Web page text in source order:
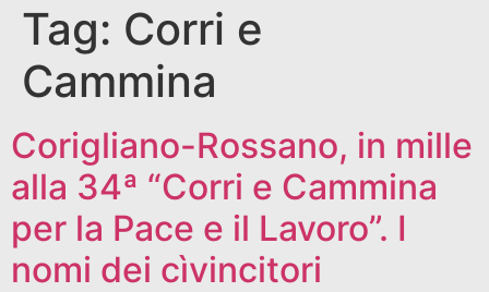
Tag: Corri e
Cammina
Corigliano-Rossano, in mille
alla 34ª “Corri e Cammina
per la Pace e il Lavoro”. I
nomi dei cìvincitori